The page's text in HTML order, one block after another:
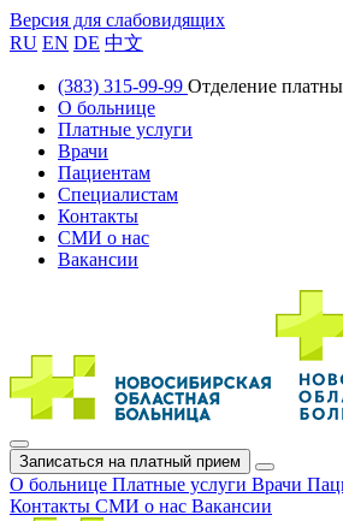
Версия для слабовидящих
RU EN DE 中文
(383) 315-99-99 Отделение
О больнице
Платные услуги
Врачи
Пациентам
Специалистам
Контакты
СМИ о нас
Вакансии
Записаться на платный прием
О больнице Платные услуги Врачи
Контакты СМИ о нас Вакансии